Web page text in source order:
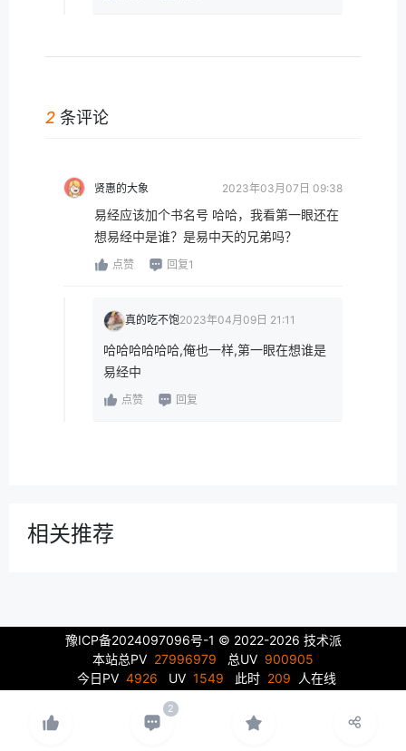
2 条评论
贤惠的大象 2023年03月07日 09:38
易经应该加个书名号 哈哈，我看第一眼还在
想易经中是谁？是易中天的兄弟吗？
点赞 回复1
真的吃不饱2023年04月09日 21:11
哈哈哈哈哈哈,俺也一样,第一眼在想谁是
易经中
点赞 回复
相关推荐
豫ICP备2024097096号-1 © 2022-2026 技术派
本站总PV 27996979 总UV 900905
今日PV 4926 UV 1549 此时 209 人在线